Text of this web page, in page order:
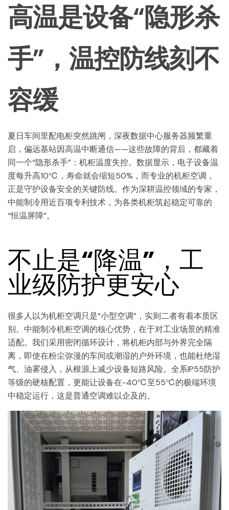
高温是设备“隐形杀
手”，温控防线刻不
容缓
夏日车间里配电柜突然跳闸，深夜数据中心服务器频繁重
启，偏远基站因高温中断通信——这些故障的背后，都藏着
同一个“隐形杀手”：机柜温度失控。数据显示，电子设备温
度每升高10℃，寿命就会缩短50%，而专业的机柜空调，
正是守护设备安全的关键防线。作为深耕温控领域的专家，
中能制冷用近百项专利技术，为各类机柜筑起稳定可靠的
“恒温屏障”。
不止是“降温”，工
业级防护更安心
很多人以为机柜空调只是“小型空调”，实则二者有着本质区
别。中能制冷机柜空调的核心优势，在于对工业场景的精准
适配。我们采用密闭循环设计，将机柜内部与外界完全隔
离，即使在粉尘弥漫的车间或潮湿的户外环境，也能杜绝湿
气、油雾侵入，从根源上减少设备短路风险。全系IP55防护
等级的硬核配置，更能让设备在-40℃至55℃的极端环境
中稳定运行，这是普通空调难以企及的。